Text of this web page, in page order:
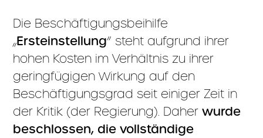
Die Beschäftigungsbeihilfe
„Ersteinstellung“ steht aufgrund ihrer
hohen Kosten im Verhältnis zu ihrer
geringfügigen Wirkung auf den
Beschäftigungsgrad seit einiger Zeit in
der Kritik (der Regierung). Daherwurde
beschlossen, die vollständige